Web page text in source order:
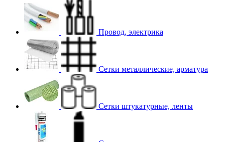
Провод, электрика
Сетки металлические, арматура
Сетки штукатурные, ленты